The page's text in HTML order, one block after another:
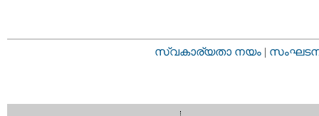
സ്വകാര്യതാ നയം |